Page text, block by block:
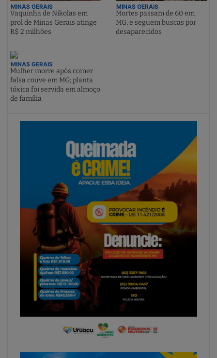
MINAS GERAIS
Vaquinha de Nikolas em
prol de Minas Gerais atinge
R$ 2 milhões
MINAS GERAIS
Mortes passam de 60 em
MG, e seguem buscas por
desaparecidos
MINAS GERAIS
Mulher morre após comer
falsa couve em MG; planta
tóxica foi servida em almoço
de família